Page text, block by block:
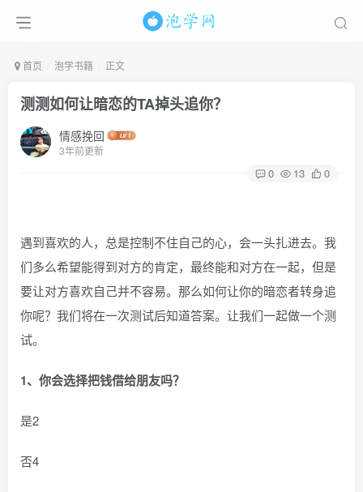
首页 泡学书籍 正文
测测如何让暗恋的TA掉头追你？
情感挽回
3年前更新
0 13 0
遇到喜欢的人，总是控制不住自己的心，会一头扎进去。我
们多么希望能得到对方的肯定，最终能和对方在一起，但是
要让对方喜欢自己并不容易。那么如何让你的暗恋者转身追
你呢？我们将在一次测试后知道答案。让我们一起做一个测
试。
1、你会选择把钱借给朋友吗？
是2
否4